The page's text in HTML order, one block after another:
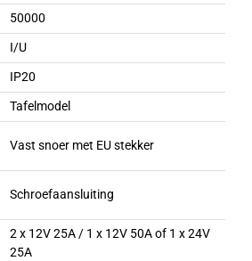
50000
I/U
IP20
Tafelmodel
Vast snoer met EU stekker
Schroefaansluiting
2 x 12V 25A / 1 x 12V 50A of 1 x 24V
25A